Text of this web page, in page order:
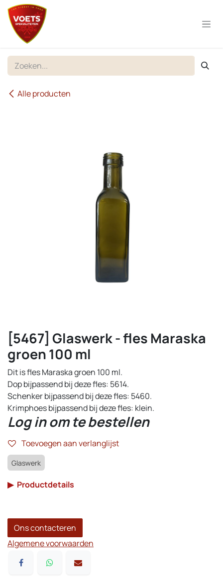
Overslaan naar inhoud
Alle producten
[5467] Glaswerk - fles Maraska
groen 100 ml
Dit is fles Maraska groen 100 ml.
Dop bijpassend bij deze fles: 5614.
Schenker bijpassend bij deze fles: 5460.
Krimphoes bijpassend bij deze fles: klein.
Log in om te bestellen
Toevoegen aan verlanglijst
Glaswerk
▶ Productdetails
Ons contacteren
Algemene voorwaarden